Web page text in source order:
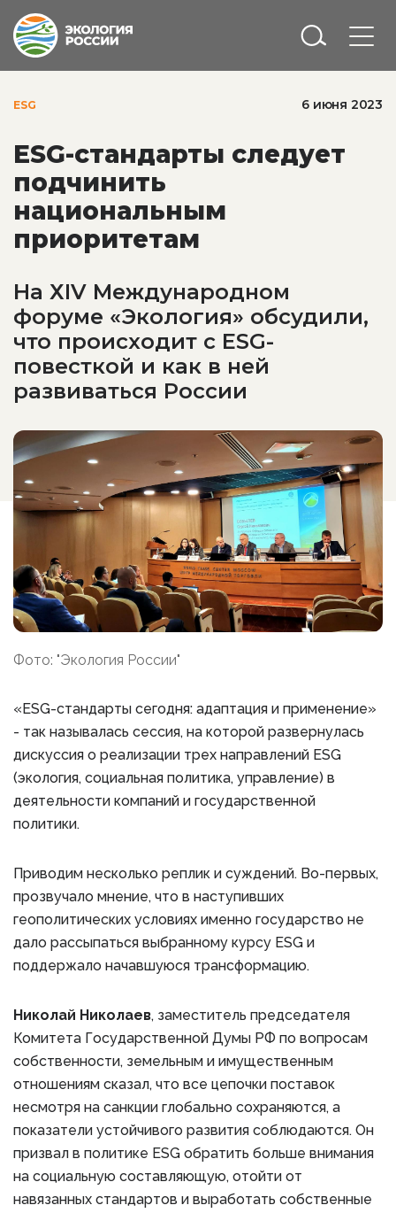
ESG 6 июня 2023
ESG-стандарты следует
подчинить
национальным
приоритетам
На ХIV Международном
форуме «Экология» обсудили,
что происходит с ESG-
повесткой и как в ней
развиваться России
Фото: "Экология России"
«ESG-стандарты сегодня: адаптация и применение»
- так называлась сессия, на которой развернулась
дискуссия о реализации трех направлений ESG
(экология, социальная политика, управление) в
деятельности компаний и государственной
политики.
Приводим несколько реплик и суждений. Во-первых,
прозвучало мнение, что в наступивших
геополитических условиях именно государство не
дало рассыпаться выбранному курсу ESG и
поддержало начавшуюся трансформацию.
Николай Николаев, заместитель председателя
Комитета Государственной Думы РФ по вопросам
собственности, земельным и имущественным
отношениям сказал, что все цепочки поставок
несмотря на санкции глобально сохраняются, а
показатели устойчивого развития соблюдаются. Он
призвал в политике ESG обратить больше внимания
на социальную составляющую, отойти от
навязанных стандартов и выработать собственные